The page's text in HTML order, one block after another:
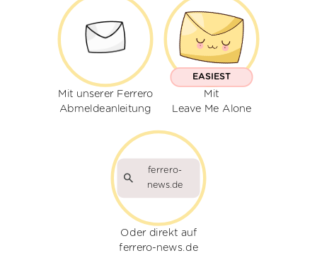
Mit unserer Ferrero
Abmeldeanleitung
EASIEST
Mit
Leave Me Alone
ferrero-
news.de
Oder direkt auf
ferrero-news.de